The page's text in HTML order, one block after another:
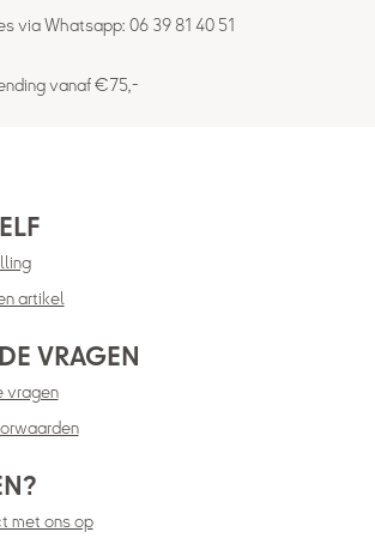
via Whatsapp: 06 39 81 40 51
vanaf €75,-
artikel
VRAGEN
vragen
met ons op